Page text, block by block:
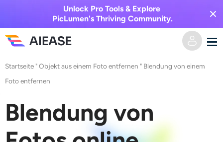
Unlock Pro Tools & Explore
PicLumen's Thriving Community.
Heim
Text zu Video
Videoeffekte
Startseite "Objekt aus einem Foto entfernen " Blendung von einem
Foto entfernen
Blendung von